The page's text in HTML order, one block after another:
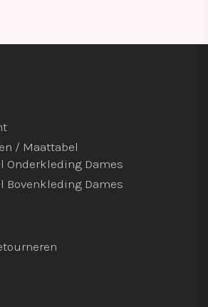
/ Maattabel
Onderkleding Dames
Bovenkleding Dames